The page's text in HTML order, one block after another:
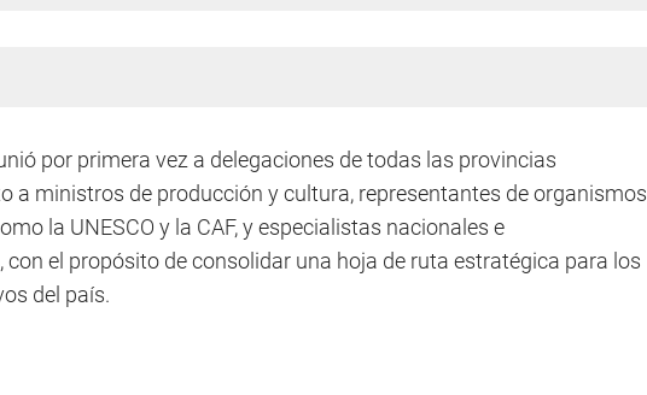
por primera vez a delegaciones de todas las provincias
a ministros de producción y cultura, representantes de organismos
la UNESCO y la CAF, y especialistas nacionales e
con el propósito de consolidar una hoja de ruta estratégica para los
del país.